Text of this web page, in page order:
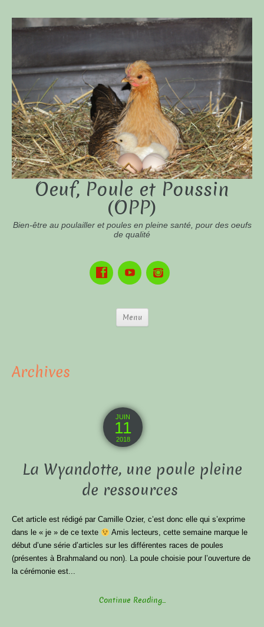
Oeuf, Poule et Poussin
(OPP)
Bien-être au poulailler et poules en pleine santé, pour des oeufs
de qualité
Menu
Archives
JUIN
11
2018
La Wyandotte, une poule pleine
de ressources
Cet article est rédigé par Camille Ozier, c’est donc elle qui s’exprime
dans le « je » de ce texte
Amis lecteurs, cette semaine marque le
début d’une série d’articles sur les différentes races de poules
(présentes à Brahmaland ou non). La poule choisie pour l’ouverture de
la cérémonie est...
Continue Reading...